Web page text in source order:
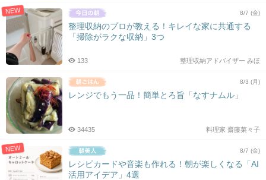
NEW 8/7 (金)
整理収納のプロが教える！キレイな家に共通する
「掃除がラクな収納」3つ
整理収納アドバイザー みほ
133
8/3 (月)
レンジでもう一品！簡単とろ旨「なすナムル」
料理家 齋藤菜々子
34435
NEW 8/7 (金)
レシピカードや音楽も作れる！朝が楽しくなる「AI
活用アイデア」4選